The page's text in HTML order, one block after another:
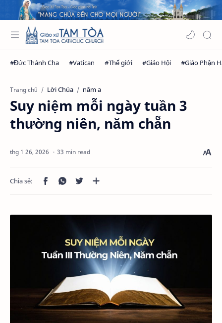
Trang chủ Lời Chúa năm a
Suy niệm mỗi ngày tuần 3
thường niên, năm chẵn
33 min read